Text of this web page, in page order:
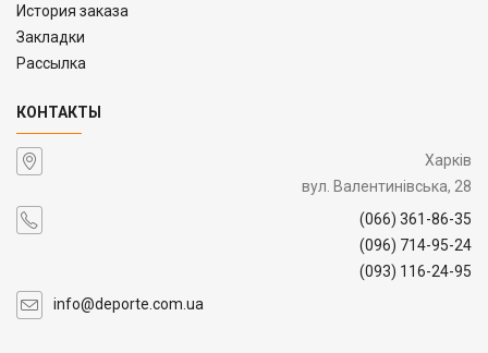
История заказа
Закладки
Рассылка
КОНТАКТЫ
Харків
вул. Валентинівська, 28
(066) 361-86-35
(096) 714-95-24
(093) 116-24-95
info@deporte.com.ua